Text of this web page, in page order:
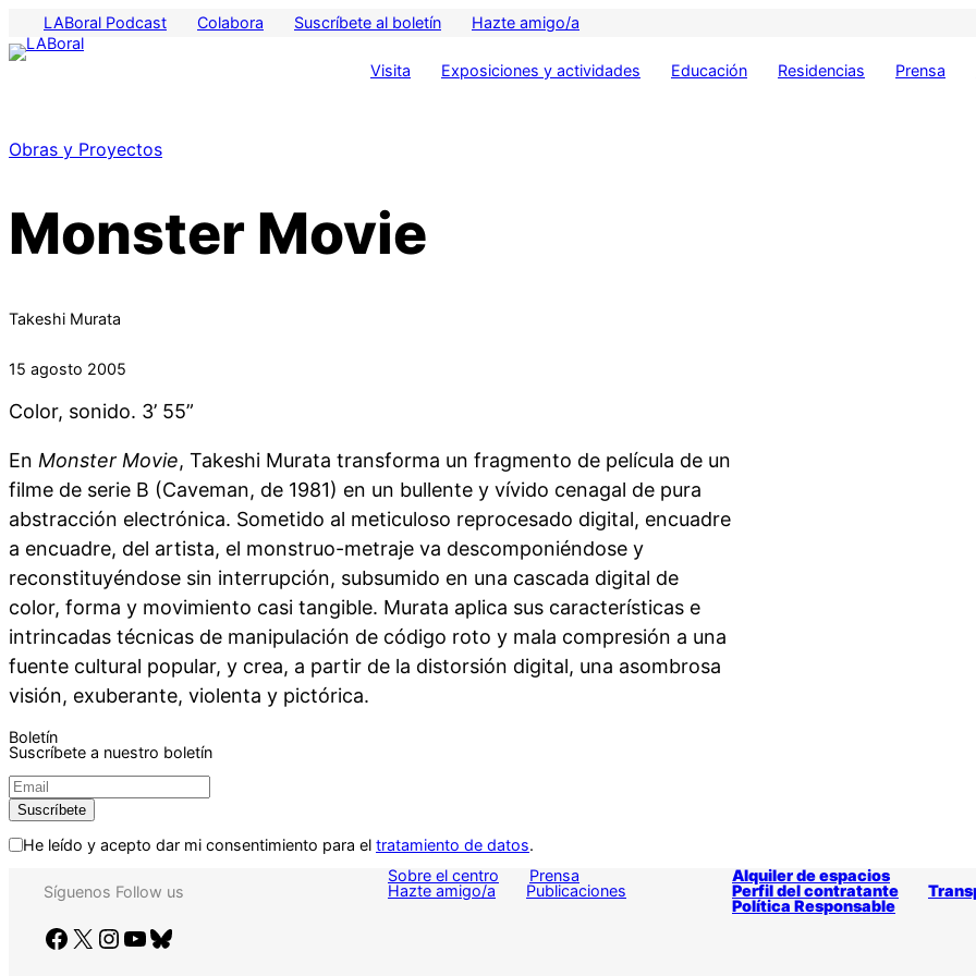
LABoral Podcast Colabora Suscríbete al boletín Hazte amigo/a
Visita Exposiciones y actividades Educación Residencias Prensa
Obras y Proyectos
Monster Movie
Takeshi Murata
15 agosto 2005
Color, sonido. 3’ 55”
En Monster Movie, Takeshi Murata transforma un fragmento de película de un
filme de serie B (Caveman, de 1981) en un bullente y vívido cenagal de pura
abstracción electrónica. Sometido al meticuloso reprocesado digital, encuadre
a encuadre, del artista, el monstruo-metraje va descomponiéndose y
reconstituyéndose sin interrupción, subsumido en una cascada digital de
color, forma y movimiento casi tangible. Murata aplica sus características e
intrincadas técnicas de manipulación de código roto y mala compresión a una
fuente cultural popular, y crea, a partir de la distorsión digital, una asombrosa
visión, exuberante, violenta y pictórica.
Boletín
Suscríbete a nuestro boletín
He leído y acepto dar mi consentimiento para el tratamiento de datos.
Síguenos Follow us
Facebook X Instagram YouTube Bluesky
Sobre el centro
Prensa
Hazte amigo/a
Publicaciones
Alquiler de espacios
Perfil del contratante
Política Responsable